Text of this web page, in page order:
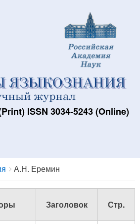
ISSN 3034-5243 (Online)
А.Н. Еремин
Заголовок Стр.